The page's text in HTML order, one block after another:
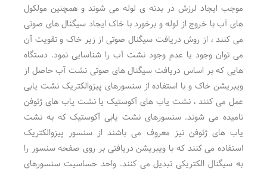
موجب ایجاد لرزش در بدنه ی لوله می شوند و همچنین مولکول
های آب با خروج از لوله و برخورد با خاک ایجاد سیگنال های صوتی
می کنند ، از روش دریافت سیگنال صوتی از زیر خاک و تقویت آن
می توان وجود یا عدم وجود نشت آب را شناسایی نمود. دستگاه
هایی که بر اساس دریافت سیگنال های صوتی نشت آب حاصل از
ویبریشن خاک و با استفاده از سنسورهای پیزوالکتریک نشت یابی
عمل می کنند ، نشت یاب های آکوستیک یا نشت یاب های ژئوفن
نامیده می شوند. سنسورهای نشت یابی آکوستیک که به نشت
یاب های ژئوفن نیز معروف می باشند از سنسور پیزوالکتریک
استفاده می کنند که با ویبریشن دریافتی بر روی صفحه سنسور را
به سیگنال الکتریکی تبدیل می کنند. واحد حساسیت سنسورهای